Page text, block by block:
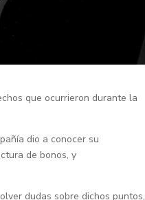
que ocurrieron durante la
dio a conocer su
de bonos, y
dudas sobre dichos puntos,